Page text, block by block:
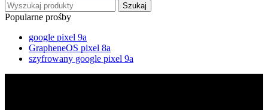
Szukaj
Popularne prośby
google pixel 9a
GrapheneOS pixel 8a
szyfrowany google pixel 9a